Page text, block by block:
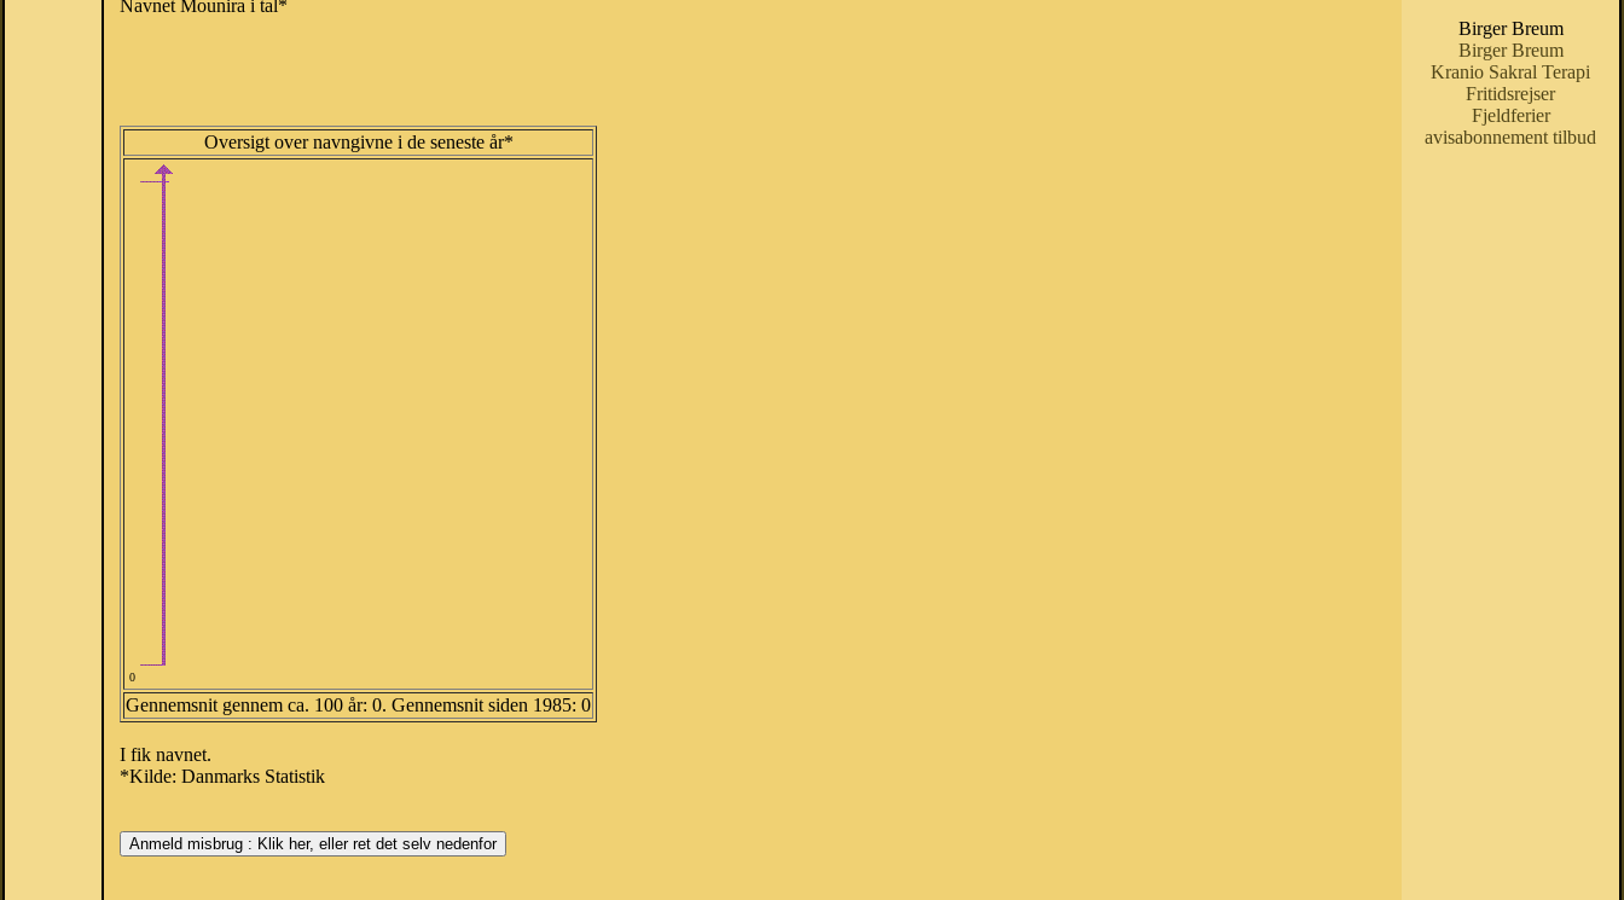
Navnet Mounira i tal*
Oversigt over navngivne i de seneste år*
0
Gennemsnit gennem ca. 100 år: 0. Gennemsnit siden 1985: 0
I fik navnet.
*Kilde: Danmarks Statistik
Birger Breum
Birger Breum
Kranio Sakral Terapi
Fritidsrejser
Fjeldferier
avisabonnement tilbud